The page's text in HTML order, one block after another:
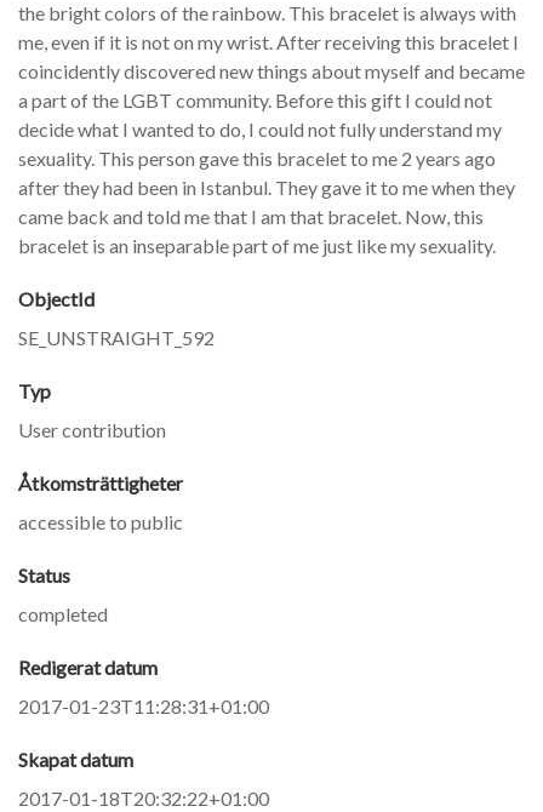
the bright colors of the rainbow. This bracelet is always with
me, even if it is not on my wrist. After receiving this bracelet I
coincidently discovered new things about myself and became
a part of the LGBT community. Before this gift I could not
decide what I wanted to do, I could not fully understand my
sexuality. This person gave this bracelet to me 2 years ago
after they had been in Istanbul. They gave it to me when they
came back and told me that I am that bracelet. Now, this
bracelet is an inseparable part of me just like my sexuality.
ObjectId
SE_UNSTRAIGHT_592
Typ
User contribution
Åtkomsträttigheter
accessible to public
Status
completed
Redigerat datum
2017-01-23T11:28:31+01:00
Skapat datum
2017-01-18T20:32:22+01:00